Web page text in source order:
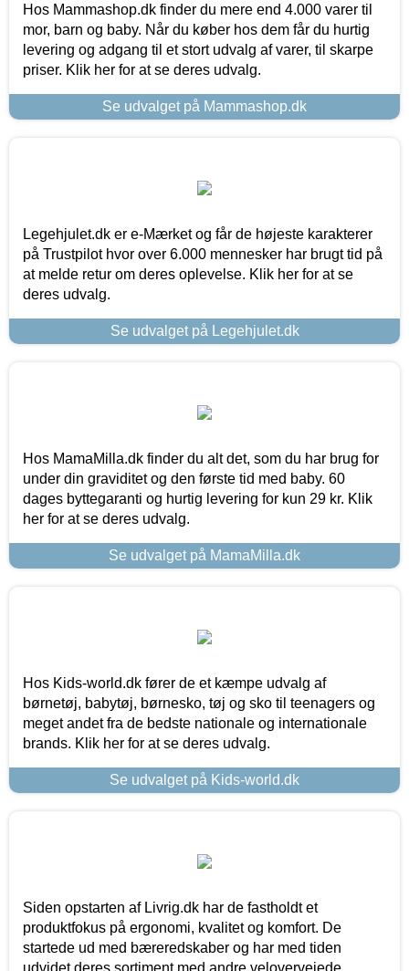
Hos Mammashop.dk finder du mere end 4.000 varer til
mor, barn og baby. Når du køber hos dem får du hurtig
levering og adgang til et stort udvalg af varer, til skarpe
priser. Klik her for at se deres udvalg.
Se udvalget på Mammashop.dk
Legehjulet.dk er e-Mærket og får de højeste karakterer
på Trustpilot hvor over 6.000 mennesker har brugt tid på
at melde retur om deres oplevelse. Klik her for at se
deres udvalg.
Se udvalget på Legehjulet.dk
Hos MamaMilla.dk finder du alt det, som du har brug for
under din graviditet og den første tid med baby. 60
dages byttegaranti og hurtig levering for kun 29 kr. Klik
her for at se deres udvalg.
Se udvalget på MamaMilla.dk
Hos Kids-world.dk fører de et kæmpe udvalg af
børnetøj, babytøj, børnesko, tøj og sko til teenagers og
meget andet fra de bedste nationale og internationale
brands. Klik her for at se deres udvalg.
Se udvalget på Kids-world.dk
Siden opstarten af Livrig.dk har de fastholdt et
produktfokus på ergonomi, kvalitet og komfort. De
startede ud med bæreredskaber og har med tiden
udvidet deres sortiment med andre velovervejede